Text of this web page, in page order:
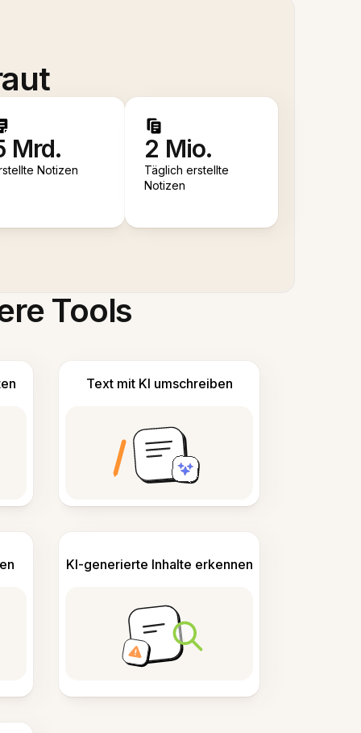
Mrd.
Notizen
2 Mio.
Täglich erstellte
Notizen
Tools
Text mit KI umschreiben
KI-generierte Inhalte erkennen